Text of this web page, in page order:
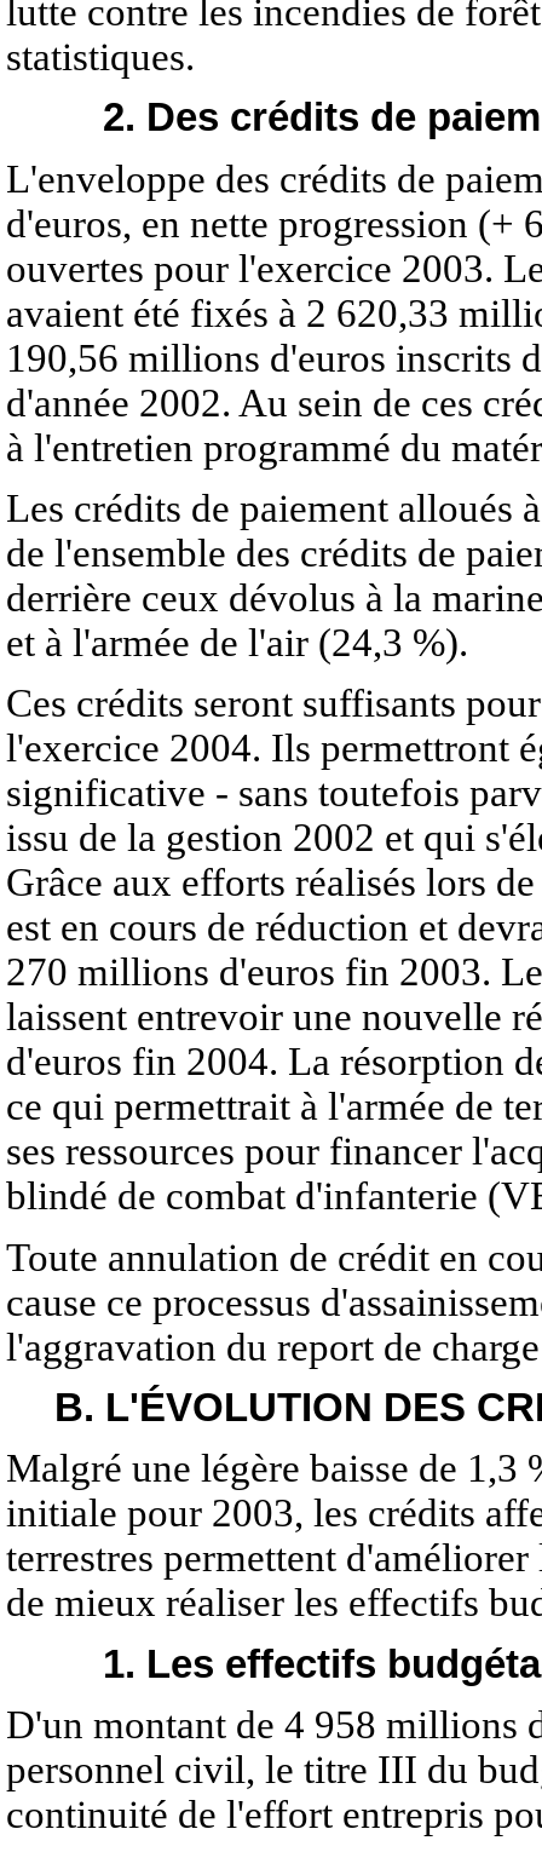
lutte contre les incendies de
statistiques.
2. Des crédits de
L'enveloppe des crédits de
d'euros, en nette progression (+
ouvertes pour l'exercice 2003.
avaient été fixés à 2 620,33
190,56 millions d'euros inscrits
d'année 2002. Au sein de ces
à l'entretien programmé du
Les crédits de paiement alloués
de l'ensemble des crédits de
derrière ceux dévolus à la
et à l'armée de l'air (24,3 %).
Ces crédits seront suffisants
l'exercice 2004. Ils permettront
significative - sans toutefois
issu de la gestion 2002 et qui
Grâce aux efforts réalisés lors
est en cours de réduction et
270 millions d'euros fin 2003.
laissent entrevoir une nouvelle
d'euros fin 2004. La résorption
ce qui permettrait à l'armée de
ses ressources pour financer
blindé de combat d'infanterie
Toute annulation de crédit en
cause ce processus
l'aggravation du report de
B. L'ÉVOLUTION DES
Malgré une légère baisse de
initiale pour 2003, les crédits
terrestres permettent
de mieux réaliser les effectifs
1. Les effectifs
D'un montant de 4 958 millions
personnel civil, le titre III du
continuité de l'effort entrepris